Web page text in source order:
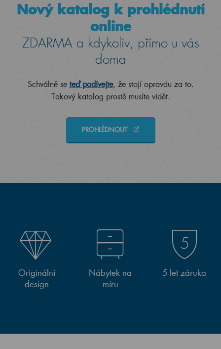
Nový katalog k prohlédnutí
online
ZDARMA a kdykoliv, přímo u vás
doma
Schválně se teď podívejte, že stojí opravdu za to.
Takový katalog prostě musíte vidět.
PROHLÉDNOUT
Originální
design
Nábytek na
míru
5 let záruka